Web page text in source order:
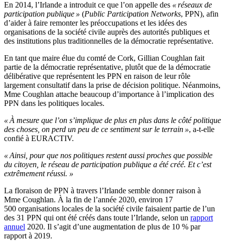
En 2014, l’Irlande a introduit ce que l’on appelle des « réseaux de
participation publique » (Public Participation Networks, PPN), afin
d’aider à faire remonter les préoccupations et les idées des
organisations de la société civile auprès des autorités publiques et
des institutions plus traditionnelles de la démocratie représentative.
En tant que maire élue du comté de Cork, Gillian Coughlan fait
partie de la démocratie représentative, plutôt que de la démocratie
délibérative que représentent les PPN en raison de leur rôle
largement consultatif dans la prise de décision politique. Néanmoins,
Mme Coughlan attache beaucoup d’importance à l’implication des
PPN dans les politiques locales.
« À mesure que l’on s’implique de plus en plus dans le côté politique
des choses, on perd un peu de ce sentiment sur le terrain », a-t-elle
confié à EURACTIV.
« Ainsi, pour que nos politiques restent aussi proches que possible
du citoyen, le réseau de participation publique a été créé. Et c’est
extrêmement réussi. »
La floraison de PPN à travers l’Irlande semble donner raison à
Mme Coughlan. À la fin de l’année 2020, environ 17
500 organisations locales de la société civile faisaient partie de l’un
des 31 PPN qui ont été créés dans toute l’Irlande, selon un rapport
annuel 2020. Il s’agit d’une augmentation de plus de 10 % par
rapport à 2019.